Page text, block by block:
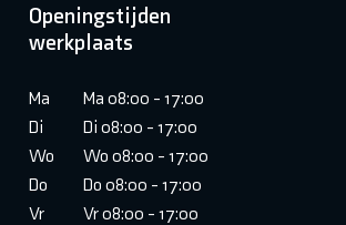
Openingstijden
werkplaats
Ma
Ma 08:00 - 17:00
Di
Di 08:00 - 17:00
Wo
Wo 08:00 - 17:00
Do
Do 08:00 - 17:00
Vr
Vr 08:00 - 17:00